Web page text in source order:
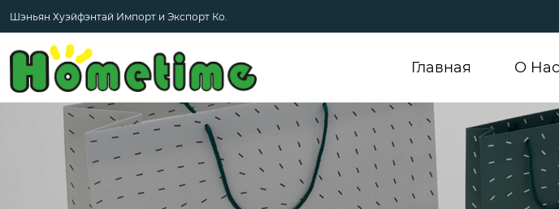
Шэньян Хуэйфэнтай Импорт и Экспорт Ко.
Главная О Hас